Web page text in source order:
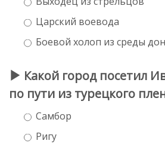
Царский воевода
Боевой холоп из среды
Какой город посетил
по пути из турецкого
Самбор
Ригу